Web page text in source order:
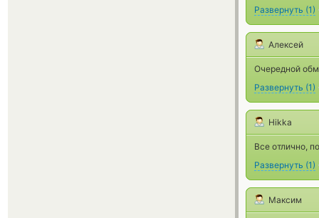
Развернуть (1)
Алексей
Очередной
Развернуть (1)
Hikka
Все отлично,
Развернуть (1)
Максим